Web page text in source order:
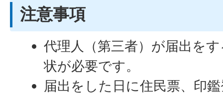
注意事項
代理人（第三者）が届出を
状が必要です。
届出をした日に住民票、印